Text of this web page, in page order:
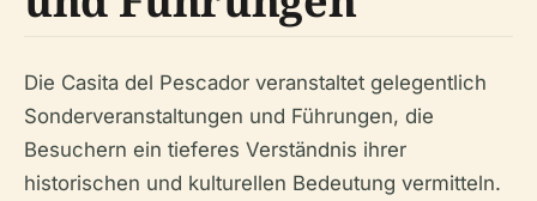
Die Casita del Pescador veranstaltet gelegentlich
Sonderveranstaltungen und Führungen, die
Besuchern ein tieferes Verständnis ihrer
historischen und kulturellen Bedeutung vermitteln.